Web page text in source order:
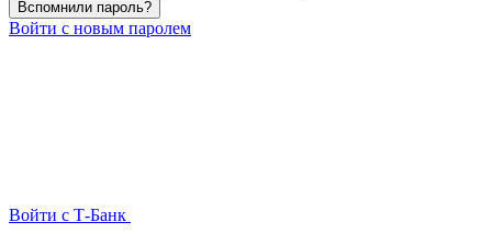
Вспомнили пароль?
Войти с новым паролем
Войти с Т-Банк